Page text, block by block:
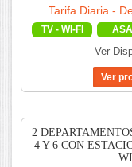
Tarifa Diaria -
TV - WI-FI
Ver
2
4 Y 6 CON